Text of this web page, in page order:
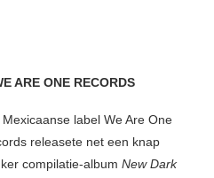
ARE ONE RECORDS
Mexicaanse label We Are One
releasete net een knap
compilatie-album New Dark